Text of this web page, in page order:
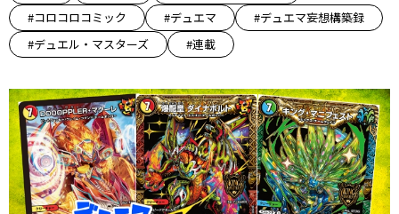
#コロコロコミック
#デュエマ
#デュエマ妄想構築録
#デュエル・マスターズ
#連載